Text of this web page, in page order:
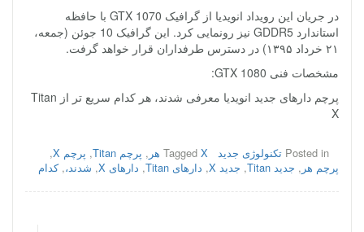
در جریان این رویداد انویدیا از گرافیک GTX 1070 با حافظه
استاندارد GDDR5 نیز رونمایی کرد. این گرافیک 10 جوئن (جمعه،
۲۱ خرداد ۱۳۹۵) در دسترس طرفداران قرار خواهد گرفت.
مشخصات فنی GTX 1080:
پرچم دارهای جدید انویدیا معرفی شدند، هر کدام سریع تر از Titan
X
Posted in تکنولوژی جدید Tagged X هر , پرچم Titan , پرچم X
,
پرچم هر , جدید Titan , جدید X , دارهای Titan , دارهای X , شدند،,کدام